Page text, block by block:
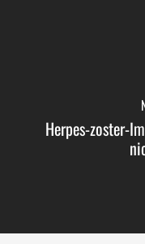
Herpes-zoster-